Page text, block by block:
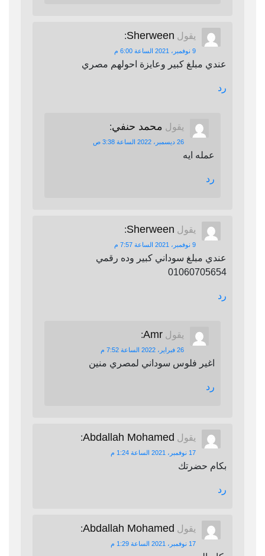
يقول Sherween
:
9 نوفمبر، 2021 الساعة 6:00 م
عندي مبلغ كبير وعايزة احولهم مصري
رد
يقول محمد حنفي:
26 ديسمبر، 2022 الساعة 3:38 ص
عمله ايه
رد
يقول Sherween
:
9 نوفمبر، 2021 الساعة 7:57 م
عندي مبلغ سوداني كبير وده رقمي
01060705654
رد
يقول Amr
:
26 فبراير، 2022 الساعة 7:52 م
اغير فلوس سوداني لمصري منين
رد
يقول Abdallah Mohamed
:
17 نوفمبر، 2021 الساعة 1:24 م
بكام حضرتك
رد
يقول Abdallah Mohamed
:
17 نوفمبر، 2021 الساعة 1:29 م